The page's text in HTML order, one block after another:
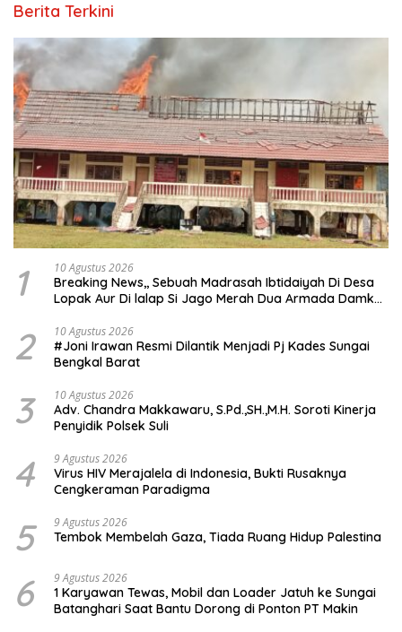
Berita Terkini
1 10 Agustus 2026
Breaking News,, Sebuah Madrasah Ibtidaiyah Di Desa
Lopak Aur Di lalap Si Jago Merah Dua Armada Damkar
2 10 Agustus 2026
#Joni Irawan Resmi Dilantik Menjadi Pj Kades Sungai
Bengkal Barat
3 10 Agustus 2026
Adv. Chandra Makkawaru, S.Pd.,SH.,M.H. Soroti Kinerja
Penyidik Polsek Suli
4 9 Agustus 2026
Virus HIV Merajalela di Indonesia, Bukti Rusaknya
Cengkeraman Paradigma
5 9 Agustus 2026
Tembok Membelah Gaza, Tiada Ruang Hidup Palestina
6 9 Agustus 2026
1 Karyawan Tewas, Mobil dan Loader Jatuh ke Sungai
Batanghari Saat Bantu Dorong di Ponton PT Makin